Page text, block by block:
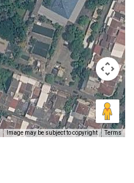
Image may be subject to copyright Terms